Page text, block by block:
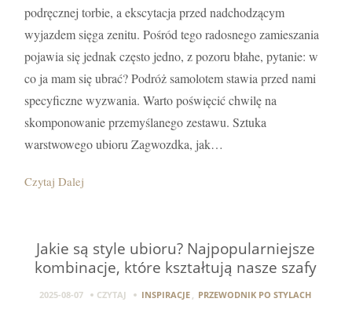
podręcznej torbie, a ekscytacja przed nadchodzącym
wyjazdem sięga zenitu. Pośród tego radosnego zamieszania
pojawia się jednak często jedno, z pozoru błahe, pytanie: w
co ja mam się ubrać? Podróż samolotem stawia przed nami
specyficzne wyzwania. Warto poświęcić chwilę na
skomponowanie przemyślanego zestawu. Sztuka
warstwowego ubioru Zagwozdka, jak…
Czytaj Dalej
Jakie są style ubioru? Najpopularniejsze
kombinacje, które kształtują nasze szafy
2025-08-07 CZYTAJ INSPIRACJE PRZEWODNIK PO STYLACH